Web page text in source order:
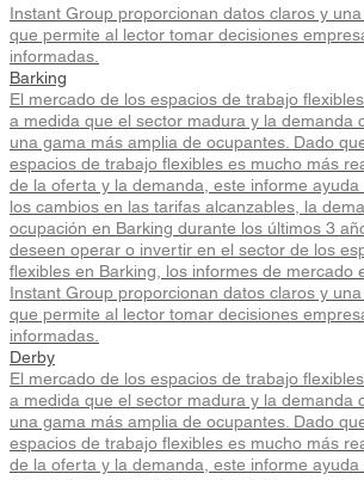
Instant Group proporcionan datos claros y
que permite al lector tomar decisiones
informadas.
Barking
El mercado de los espacios de trabajo
a medida que el sector madura y la demanda
una gama más amplia de ocupantes. Dado
espacios de trabajo flexibles es mucho más
de la oferta y la demanda, este informe
los cambios en las tarifas alcanzables, la
ocupación en Barking durante los últimos 3
deseen operar o invertir en el sector de los
flexibles en Barking, los informes de mercado
Instant Group proporcionan datos claros y
que permite al lector tomar decisiones
informadas.
Derby
El mercado de los espacios de trabajo
a medida que el sector madura y la demanda
una gama más amplia de ocupantes. Dado
espacios de trabajo flexibles es mucho más
de la oferta y la demanda, este informe